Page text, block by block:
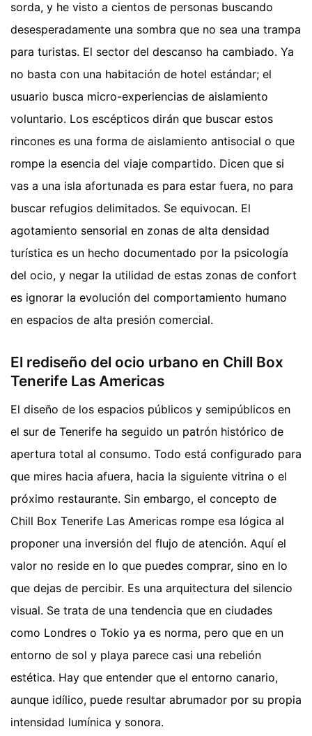
sorda, y he visto a cientos de personas buscando
desesperadamente una sombra que no sea una trampa
para turistas. El sector del descanso ha cambiado. Ya
no basta con una habitación de hotel estándar; el
usuario busca micro-experiencias de aislamiento
voluntario. Los escépticos dirán que buscar estos
rincones es una forma de aislamiento antisocial o que
rompe la esencia del viaje compartido. Dicen que si
vas a una isla afortunada es para estar fuera, no para
buscar refugios delimitados. Se equivocan. El
agotamiento sensorial en zonas de alta densidad
turística es un hecho documentado por la psicología
del ocio, y negar la utilidad de estas zonas de confort
es ignorar la evolución del comportamiento humano
en espacios de alta presión comercial.
El rediseño del ocio urbano en Chill Box
Tenerife Las Americas
El diseño de los espacios públicos y semipúblicos en
el sur de Tenerife ha seguido un patrón histórico de
apertura total al consumo. Todo está configurado para
que mires hacia afuera, hacia la siguiente vitrina o el
próximo restaurante. Sin embargo, el concepto de
Chill Box Tenerife Las Americas rompe esa lógica al
proponer una inversión del flujo de atención. Aquí el
valor no reside en lo que puedes comprar, sino en lo
que dejas de percibir. Es una arquitectura del silencio
visual. Se trata de una tendencia que en ciudades
como Londres o Tokio ya es norma, pero que en un
entorno de sol y playa parece casi una rebelión
estética. Hay que entender que el entorno canario,
aunque idílico, puede resultar abrumador por su propia
intensidad lumínica y sonora.